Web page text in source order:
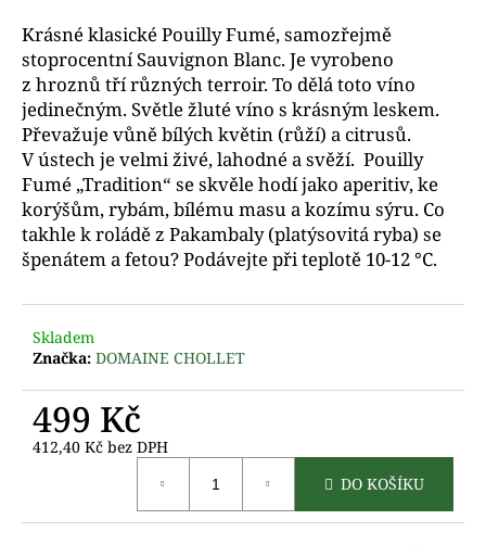
Krásné klasické Pouilly Fumé, samozřejmě
stoprocentní Sauvignon Blanc. Je vyrobeno
z hroznů tří různých terroir. To dělá toto víno
jedinečným. Světle žluté víno s krásným leskem.
Převažuje vůně bílých květin (růží) a citrusů.
V ústech je velmi živé, lahodné a svěží. Pouilly
Fumé „Tradition“ se skvěle hodí jako aperitiv, ke
korýšům, rybám, bílému masu a kozímu sýru. Co
takhle k roládě z Pakambaly (platýsovitá ryba) se
špenátem a fetou? Podávejte při teplotě 10-12 °C.
Skladem
Značka: DOMAINE CHOLLET
499 Kč
412,40 Kč bez DPH
DO KOŠÍKU
a
j
í
t
?
D
o
p
o
č
u
e